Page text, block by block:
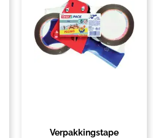
Verpakkingstape